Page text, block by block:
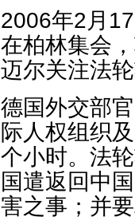
2006年2月
在柏林集会
迈尔关注法
德国外交部
际人权组织
个小时。法
国遣返回中
害之事；并